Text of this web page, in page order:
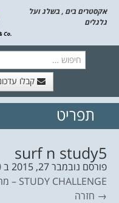
אקסטרים בים , בשלג ועל
גלגלים
קבלו
// הצטרף
תפריט
surf n study5
פורסם נובמבר 27, 2015 ב
STUDY CHALLENGE – מה זה?
→ חזרה